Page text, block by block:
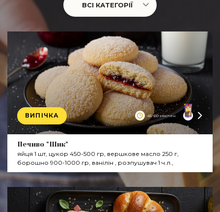
ВСІ КАТЕГОРІЇ
ВИПІЧКА 45–60 хвилин
Печиво "Шик"
яйця 1 шт, цукор 450-500 гр, вершкове масло 250 г,
борошно 900-1000 гр, ванілін , розпушувач 1 ч.л.,